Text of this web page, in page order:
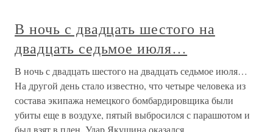
В ночь с двадцать шестого на
двадцать седьмое июля…
В ночь с двадцать шестого на двадцать седьмое июля…
На другой день стало известно, что четыре человека из
состава экипажа немецкого бомбардировщика были
убиты еще в воздухе, пятый выбросился с парашютом и
был взят в плен. Удар Якушина оказался